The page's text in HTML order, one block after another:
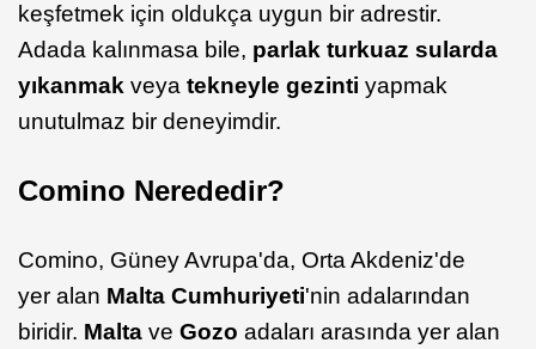
keşfetmek için oldukça uygun bir adrestir.
Adada kalınmasa bile, parlak turkuaz sularda
yıkanmak veya tekneyle gezinti yapmak
unutulmaz bir deneyimdir.
Comino Nerededir?
Comino, Güney Avrupa'da, Orta Akdeniz'de
yer alan Malta Cumhuriyeti'nin adalarından
biridir. Malta ve Gozo adaları arasında yer alan